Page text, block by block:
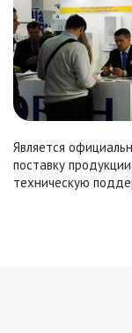
Является
поставку
техническую